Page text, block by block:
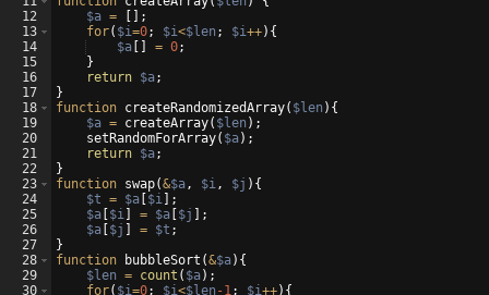
12
13
14
15
16
17
18
19
20
21
22
23
24
25
26
27
28
29
30
$a =
;
for( $i=0; $i<$len ; $i++) {
$a
= 0;
}
return $a;
}
function createRandomizedArray( $len ) {
$a = createArray( $len ) ;
setRandomForArray( $a) ;
return $a;
}
function swap(&$a, $i, $j ) {
$t = $a $i
;
$a $i = $a $j
;
$a $j = $t ;
}
function
bubbleSort (&$a) {
$len = count ( $a) ;
for( $i=0; $i<$len -1; $i++) {